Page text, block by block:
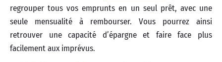
regrouper tous vos emprunts en un seul prêt, avec une
seule mensualité à rembourser. Vous pourrez ainsi
retrouver une capacité d’épargne et faire face plus
facilement aux imprévus.